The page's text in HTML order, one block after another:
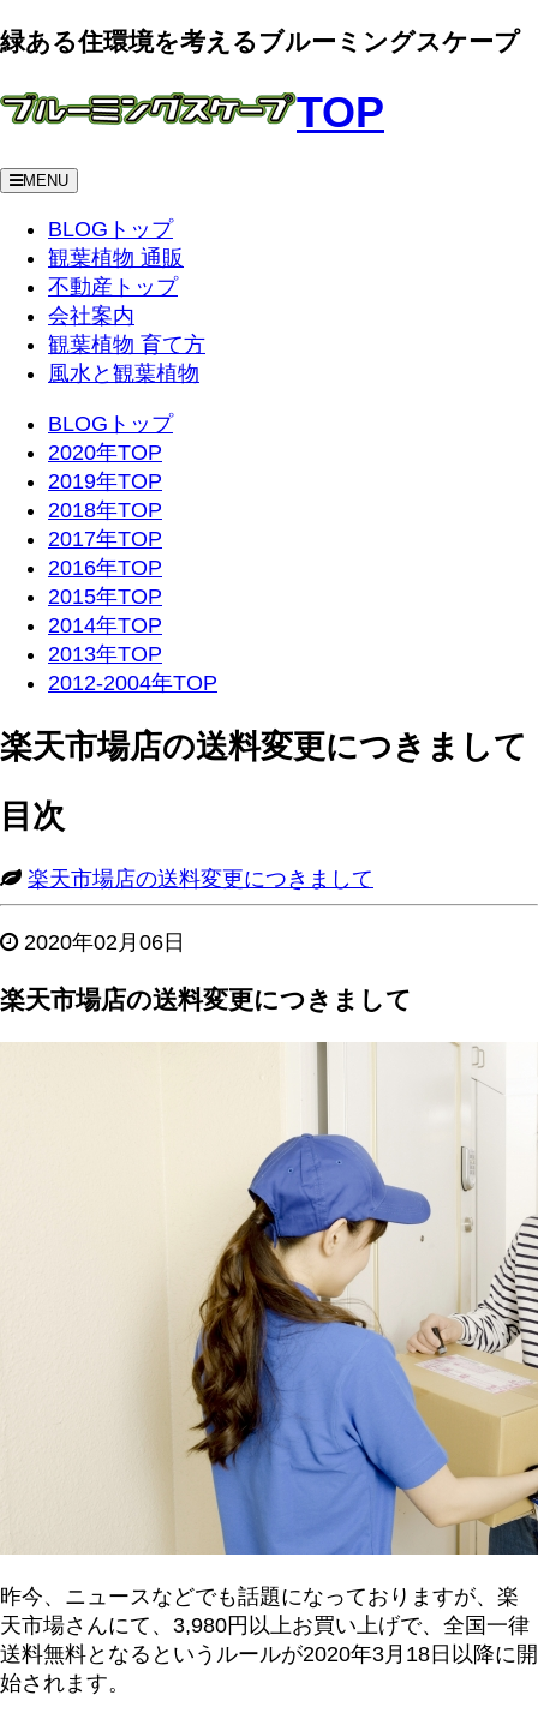
緑ある住環境を考えるブルーミングスケープ
TOP
MENU
BLOGトップ
観葉植物 通販
不動産トップ
会社案内
観葉植物 育て方
風水と観葉植物
BLOGトップ
2020年TOP
2019年TOP
2018年TOP
2017年TOP
2016年TOP
2015年TOP
2014年TOP
2013年TOP
2012-2004年TOP
楽天市場店の送料変更につきまして
目次
楽天市場店の送料変更につきまして
2020年02月06日
楽天市場店の送料変更につきまして
昨今、ニュースなどでも話題になっておりますが、楽
天市場さんにて、3,980円以上お買い上げで、全国一律
送料無料となるというルールが2020年3月18日以降に開
始されます。